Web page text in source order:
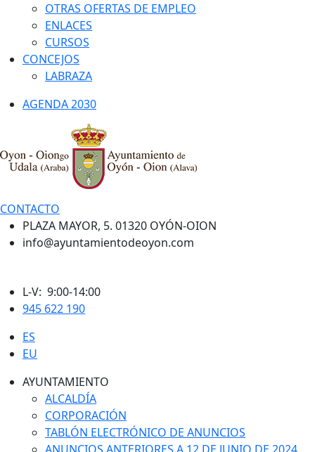
OTRAS OFERTAS DE EMPLEO
ENLACES
CURSOS
CONCEJOS
LABRAZA
AGENDA 2030
CONTACTO
PLAZA MAYOR, 5. 01320 OYÓN-OION
info@ayuntamientodeoyon.com
L-V: 9:00-14:00
945 622 190
ES
EU
AYUNTAMIENTO
ALCALDÍA
CORPORACIÓN
TABLÓN ELECTRÓNICO DE ANUNCIOS